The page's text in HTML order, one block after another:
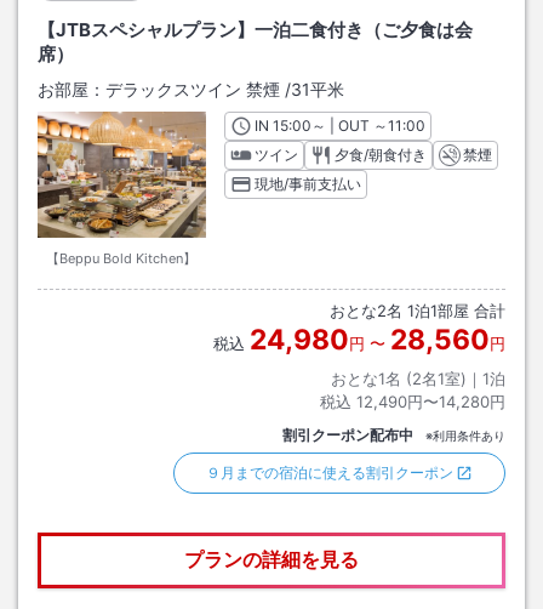
【JTBスペシャルプラン】一泊二食付き（ご夕食は会
席）
お部屋： デラックスツイン 禁煙 /31平米
【Beppu Bold Kitchen】
INチェックイン
15:00 ～ | OUT チェックアウト
～11:00
ツイン
夕食/朝食付き
禁煙
現地/事前支払い
おとな2名 1泊1部屋 合計
税込 24,980円 〜 28,560円
おとな1名 (2名1室)｜ 1泊
税込 12,490円〜14,280円
割引クーポン配布中 ※利用条件あり
９月までの宿泊に使える割引クーポン
プランの詳細を見る